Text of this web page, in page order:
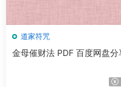
道家符咒
金母催财法 PDF 百度网盘分